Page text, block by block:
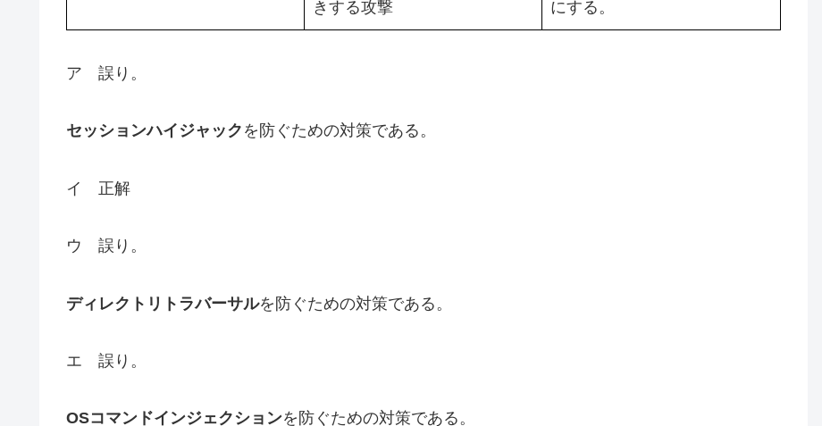
きする攻撃
にする。
ア 誤り。
セッションハイジャック を防ぐための対策である。
イ 正解
ウ 誤り。
ディレクトリトラバーサルを防ぐための対策である。
エ 誤り。
OSコマンドインジェクションを防ぐための対策である。